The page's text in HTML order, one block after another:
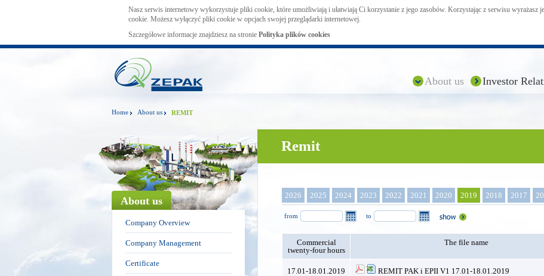
Nasz serwis internetowy wykorzystuje pliki cookie, które umożliwiają i ułatwiają Ci korzystanie z jego zasobów. Korzystając z serwisu wyrażasz
cookie. Możesz wyłączyć pliki cookie w opcjach swojej przeglądarki internetowej.
Szczegółowe informacje znajdziesz na stronie Polityka plików cookies
About us Investor
Home About us REMIT
About us
Company Overview
Company Management
Certificate
Remit
2026 2025 2024 2023 2022 2021 2020 2019 2018 2017
from to
Commercial
twenty-four hours
The file name
17.01-18.01.2019 REMIT PAK i EPII V1 17.01-18.01.2019